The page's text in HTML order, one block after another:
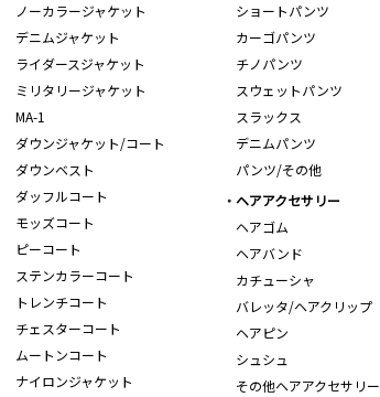
ノーカラージャケット
デニムジャケット
ライダースジャケット
ミリタリージャケット
MA-1
ダウンジャケット/コート
ダウンベスト
ダッフルコート
モッズコート
ピーコート
ステンカラーコート
トレンチコート
チェスターコート
ムートンコート
ナイロンジャケット
ショートパンツ
カーゴパンツ
チノパンツ
スウェットパンツ
スラックス
デニムパンツ
パンツ/その他
ヘアアクセサリー
ヘアゴム
ヘアバンド
カチューシャ
バレッタ/ヘアクリップ
ヘアピン
シュシュ
その他ヘアアクセサリー